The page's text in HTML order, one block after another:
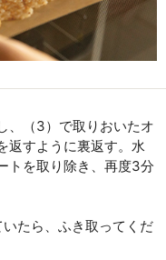
、（3）で取りおいたオ
返すように裏返す。水
トを取り除き、再度3分
たら、ふき取ってくだ